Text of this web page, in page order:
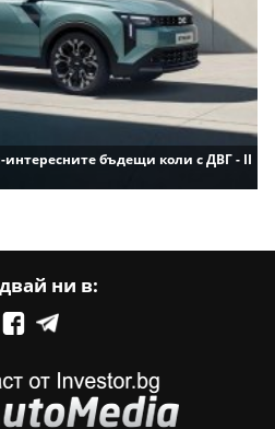
бъдещи коли с ДВГ - II
ни в: